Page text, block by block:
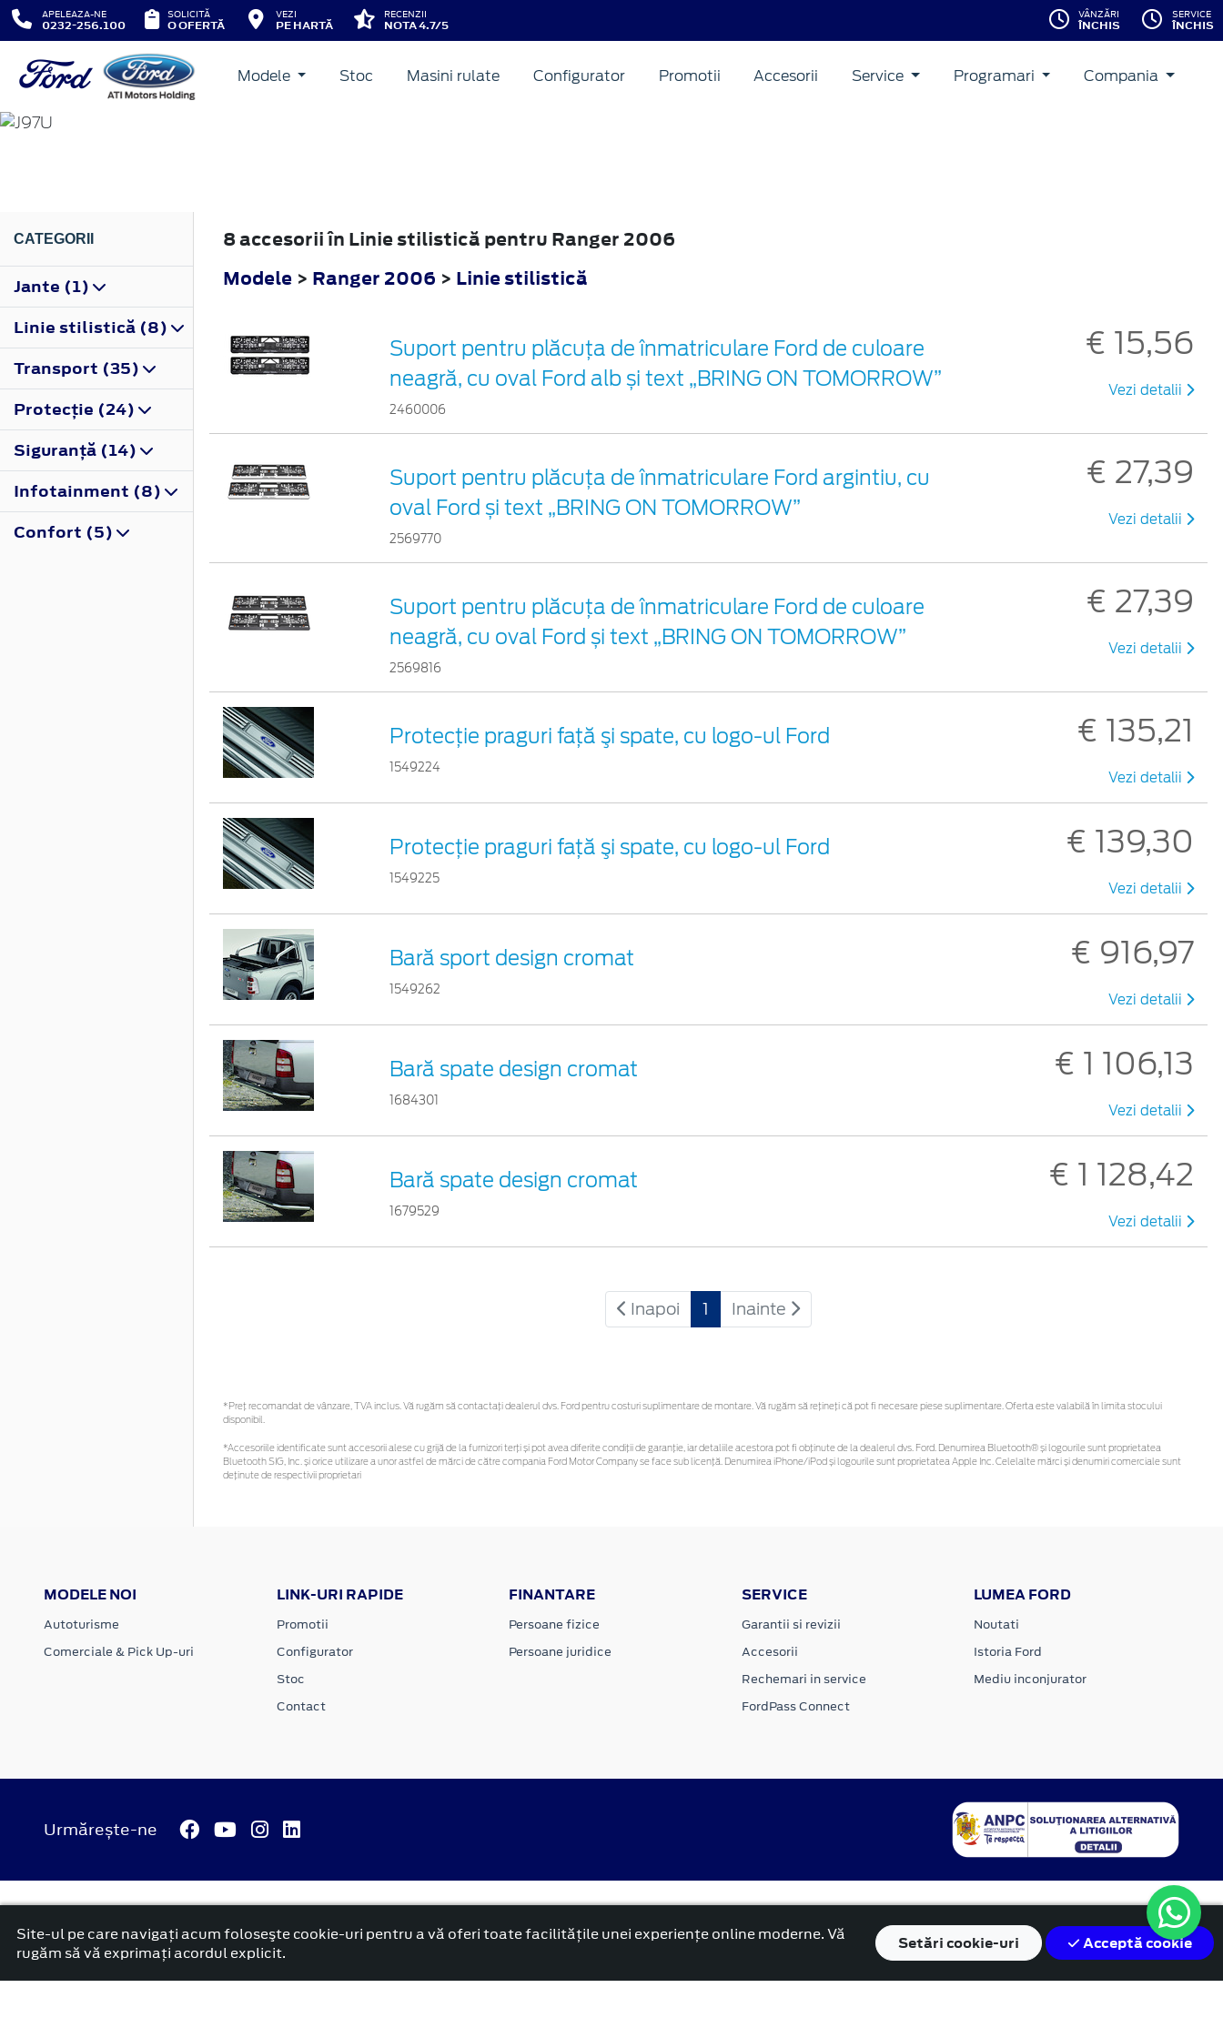
APELEAZA-NE
0232-256.100
SOLICITĂ
O OFERTĂ
VEZI
PE HARTĂ
RECENZII
NOTA 4.7/5
VÂNZĂRI
ÎNCHIS
SERVICE
ÎNCHIS
Modele Stoc Masini rulate Configurator Promotii Accesorii Service Programari Compania
RANGER
CATEGORII
Jante (1)
Linie stilistică (8)
Transport (35)
Protecţie (24)
Siguranţă (14)
Infotainment (8)
Confort (5)
8 accesorii în Linie stilistică pentru Ranger 2006
Modele > Ranger 2006 > Linie stilistică
Suport pentru plăcuța de înmatriculare Ford de culoare
neagră, cu oval Ford alb și text „BRING ON TOMORROW”
2460006
€ 15,56
Vezi detalii
Suport pentru plăcuța de înmatriculare Ford argintiu, cu
oval Ford și text „BRING ON TOMORROW”
2569770
€ 27,39
Vezi detalii
Suport pentru plăcuța de înmatriculare Ford de culoare
neagră, cu oval Ford și text „BRING ON TOMORROW”
2569816
€ 27,39
Vezi detalii
Protecţie praguri faţă şi spate, cu logo-ul Ford
1549224
€ 135,21
Vezi detalii
Protecţie praguri faţă şi spate, cu logo-ul Ford
1549225
€ 139,30
Vezi detalii
Bară sport design cromat
1549262
€ 916,97
Vezi detalii
Bară spate design cromat
1684301
€ 1 106,13
Vezi detalii
Bară spate design cromat
1679529
€ 1 128,42
Vezi detalii
Inapoi 1 Inainte
*Preţ recomandat de vânzare, TVA inclus. Vă rugăm să contactaţi dealerul dvs. Ford pentru costuri suplimentare de montare. Vă rugăm să rețineți că pot fi necesare piese suplimentare. Oferta este valabilă în limita stocului
disponibil.
*Accesoriile identificate sunt accesorii alese cu grijă de la furnizori terți și pot avea diferite condiții de garanție, iar detaliile acestora pot fi obținute de la dealerul dvs. Ford. Denumirea Bluetooth® și logourile sunt proprietatea
Bluetooth SIG, Inc. și orice utilizare a unor astfel de mărci de către compania Ford Motor Company se face sub licență. Denumirea iPhone/iPod și logourile sunt proprietatea Apple Inc. Celelalte mărci și denumiri comerciale sunt
deținute de respectivii proprietari
MODELE NOI
Autoturisme
Comerciale & Pick Up-uri
LINK-URI RAPIDE
Promotii
Configurator
Stoc
Contact
FINANTARE
Persoane fizice
Persoane juridice
SERVICE
Garantii si revizii
Accesorii
Rechemari in service
FordPass Connect
LUMEA FORD
Noutati
Istoria Ford
Mediu inconjurator
Urmărește-ne
© 2026 ATI Motors Termeni si conditii Confidentialitate
Politica cookies
Anunț începere proiect ”PNRR. Fonduri pentru România modernă și reformată”.
platformă dezvoltată de Workleto
Site-ul pe care navigați acum foloseşte cookie-uri pentru a vă oferi toate facilitățile unei experiențe online moderne. Vă
rugăm să vă exprimați acordul explicit.
Setăricookie-uri Acceptă cookie